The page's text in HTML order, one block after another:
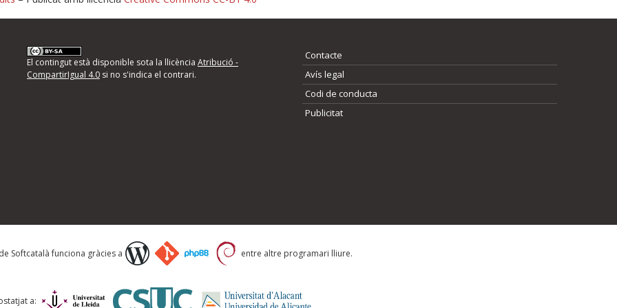
d'errors
següents i descriviu quina és la millora que
El contingut està disponible sota la llicència Atribució -
CompartirIgual 4.0si no s'indica el contrari.
Contacte
Avís legal
Codi de conducta
Publicitat
Softcatalà funciona gràcies a entre altre programari lliure.
a: